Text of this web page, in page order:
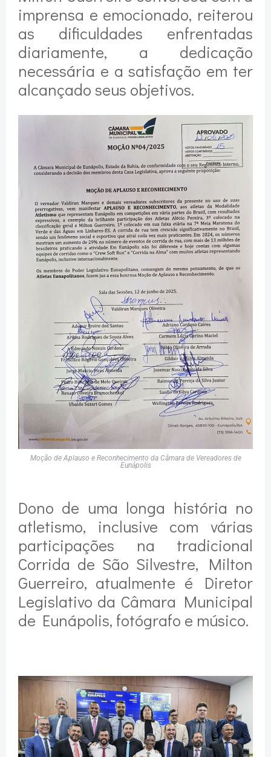
imprensa e emocionado, reiterou
as dificuldades enfrentadas
diariamente, a dedicação
necessária e a satisfação em ter
alcançado seus objetivos.
Moção de Aplauso e Reconhecimento da Câmara de Vereadores de
Eunápolis
Dono de uma longa história no
atletismo, inclusive com várias
participações na tradicional
Corrida de São Silvestre, Milton
Guerreiro, atualmente é Diretor
Legislativo da Câmara Municipal
de Eunápolis, fotógrafo e músico.